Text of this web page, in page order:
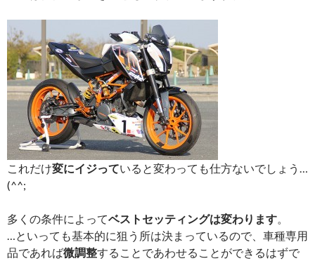
これだけ変にイジっていると変わっても仕方ないでしょう…
(^^;
多くの条件によってベストセッティングは変わります。
…といっても基本的に狙う所は決まっているので、車種専用
品であれば微調整することであわせることができるはずで